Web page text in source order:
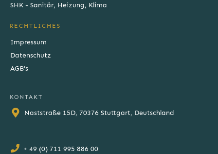
SHK - Sanitär, Heizung, Klima
RECHTLICHES
Impressum
Datenschutz
AGB's
KONTAKT
Naststraße 15D, 70376 Stuttgart, Deutschland
+ 49 (0) 711 995 886 00